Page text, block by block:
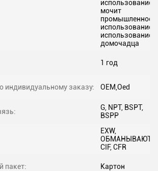
использование,
мочит
промышленное
использование,
использование
домочадца
1 год
индивидуальному заказу: OEM,Oed
G, NPT, BSPT,
BSPP
EXW,
ОБМАНЫВАЮТ,
CIF, CFR
пакет: Картон